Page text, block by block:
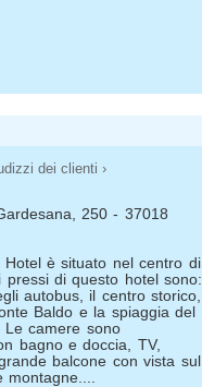
dei clienti ›
250 - 37018
Hotel è situato nel centro di
pressi di questo hotel sono:
autobus, il centro storico,
Baldo e la spiaggia del
Le camere sono
bagno e doccia, TV,
balcone con vista sul